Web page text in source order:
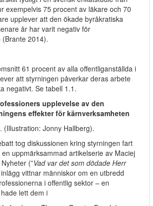
exempelvis 75 procent av läkare och 70
upplever att den ökade byråkratiska
år har varit negativ för
2014).
61 procent av alla offentliganställda i
att styrningen påverkar deras arbete
negativt. Se tabell 1.1.
upplevelse av den
effekter för kärnverksamheten
(Illustration: Jonny Hallberg).
tog diskussionen kring styrningen fart
uppmärksammad artikelserie av Maciej
(”Vad var det som dödade Herr
vittnar människor om en utbredd
i offentlig sektor – en
lett dem i